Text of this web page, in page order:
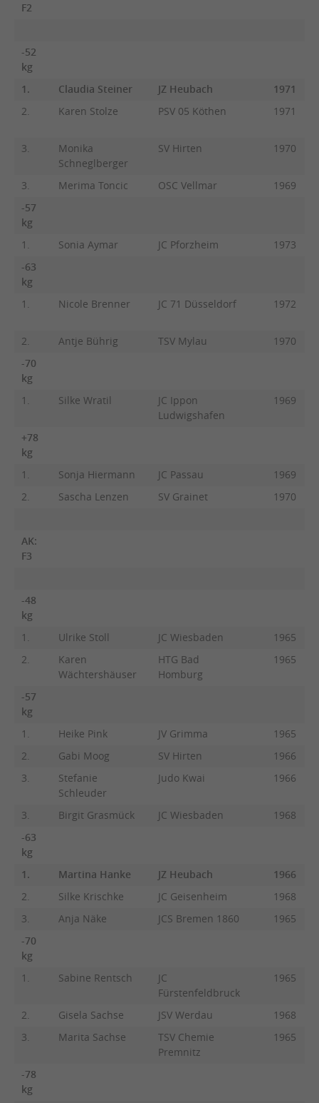
F2
-52
kg
1.
Claudia Steiner JZ Heubach
1971
2.
Karen Stolze PSV 05 Köthen 1971
3.
Monika
Schneglberger
SV Hirten 1970
3. Merima Toncic OSC Vellmar
1969
-57
kg
1.
Sonia Aymar JC Pforzheim
1973
-63
kg
1.
Nicole Brenner JC 71 Düsseldorf 1972
2. Antje Bührig TSV Mylau
1970
-70
kg
1.
Silke Wratil
JC Ippon
Ludwigshafen
1969
+78
kg
1.
Sonja Hiermann JC Passau
1969
2.
Sascha Lenzen SV Grainet 1970
AK:
F3
-48
kg
1.
Ulrike Stoll JC Wiesbaden
1965
2.
Karen
Wächtershäuser
HTG Bad
Homburg
1965
-57
kg
1.
Heike Pink JV Grimma
1965
2.
Gabi Moog SV Hirten
1966
3.
Stefanie
Schleuder
Judo Kwai 1966
3. Birgit Grasmück JC Wiesbaden
1968
-63
kg
1.
Martina Hanke JZ Heubach
1966
2.
Silke Krischke JC Geisenheim
1968
3.
Anja Näke JCS Bremen 1860
1965
-70
kg
1.
Sabine Rentsch
JC
Fürstenfeldbruck
1965
2. Gisela Sachse JSV Werdau
1968
3.
Marita Sachse
TSV Chemie
Premnitz
1965
-78
kg